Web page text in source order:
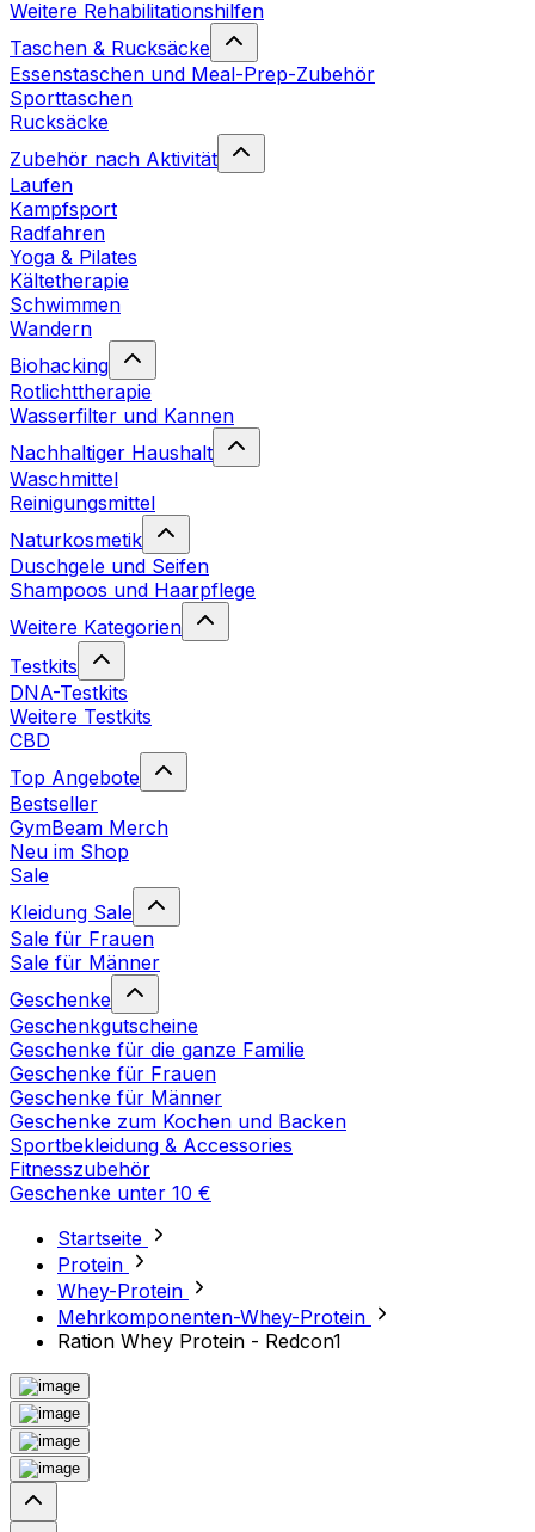
Weitere Rehabilitationshilfen
Taschen & Rucksäcke
Essenstaschen und Meal-Prep-Zubehör
Sporttaschen
Rucksäcke
Zubehör nach Aktivität
Laufen
Kampfsport
Radfahren
Yoga & Pilates
Kältetherapie
Schwimmen
Wandern
Biohacking
Rotlichttherapie
Wasserfilter und Kannen
Nachhaltiger Haushalt
Waschmittel
Reinigungsmittel
Naturkosmetik
Duschgele und Seifen
Shampoos und Haarpflege
Weitere Kategorien
Testkits
DNA-Testkits
Weitere Testkits
CBD
Top Angebote
Bestseller
GymBeam Merch
Neu im Shop
Sale
Kleidung Sale
Sale für Frauen
Sale für Männer
Geschenke
Geschenkgutscheine
Geschenke für die ganze Familie
Geschenke für Frauen
Geschenke für Männer
Geschenke zum Kochen und Backen
Sportbekleidung & Accessories
Fitnesszubehör
Geschenke unter 10 €
Startseite
Protein
Whey-Protein
Mehrkomponenten-Whey-Protein
Ration Whey Protein - Redcon1